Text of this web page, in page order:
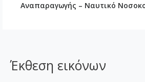
Αναπαραγωγής – Ναυτικό
Έκθεση εικόνων